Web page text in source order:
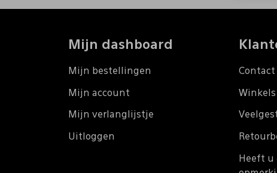
Mijn dashboard
Mijn bestellingen
Mijn account
Mijn verlanglijstje
Uitloggen
Contact
Heeft u